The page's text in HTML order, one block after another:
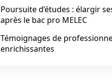
Poursuite d’études : élargir
après le bac pro MELEC
Témoignages de
enrichissantes